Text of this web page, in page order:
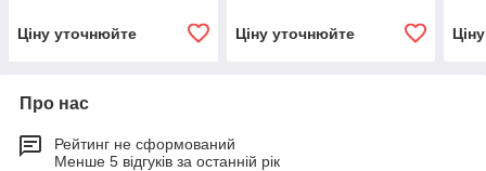
Ціну уточнюйте Ціну уточнюйте
Про нас
Рейтинг не сформований
Менше 5 відгуків за останній рік